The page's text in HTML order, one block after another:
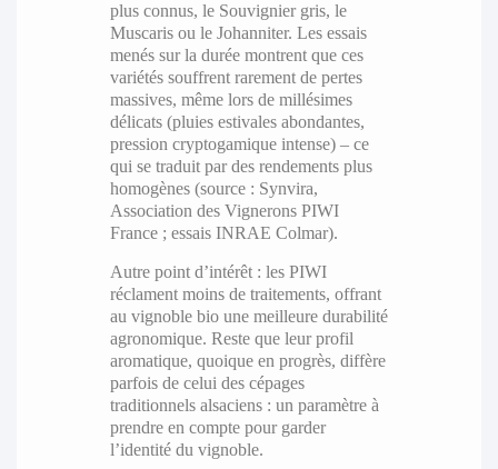
plus connus, le Souvignier gris, le
Muscaris ou le Johanniter. Les essais
menés sur la durée montrent que ces
variétés souffrent rarement de pertes
massives, même lors de millésimes
délicats (pluies estivales abondantes,
pression cryptogamique intense) – ce
qui se traduit par des rendements plus
homogènes (source : Synvira,
Association des Vignerons PIWI
France ; essais INRAE Colmar).
Autre point d’intérêt : les PIWI
réclament moins de traitements, offrant
au vignoble bio une meilleure durabilité
agronomique. Reste que leur profil
aromatique, quoique en progrès, diffère
parfois de celui des cépages
traditionnels alsaciens : un paramètre à
prendre en compte pour garder
l’identité du vignoble.